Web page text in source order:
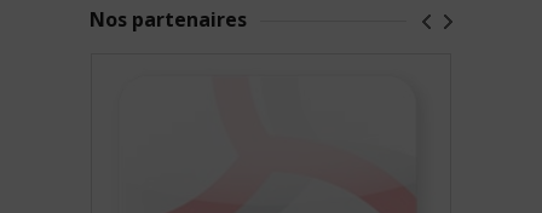
Nos partenaires